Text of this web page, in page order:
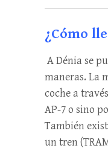
¿Cómo
A Dénia se
maneras. La
coche a
AP-7 o sino
También
un tren